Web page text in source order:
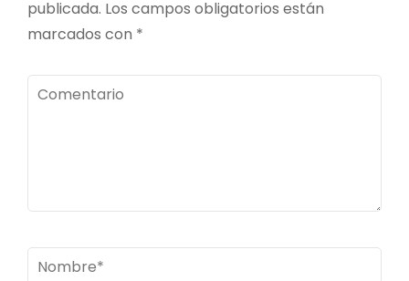
publicada. Los campos obligatorios están
marcados con *
Comentario
Nombre*